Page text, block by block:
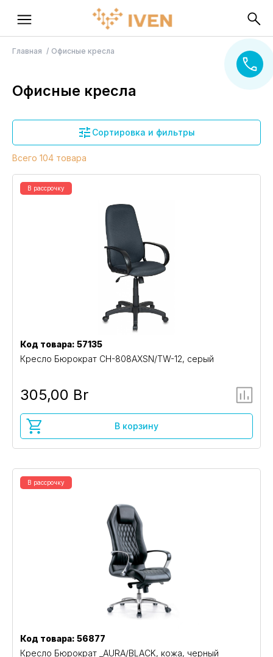
Главная Офисные кресла
Офисные кресла
Сортировка и фильтры
Всего 104 товара
В рассрочку
Код товара: 57135
Кресло Бюрократ CH-808AXSN/TW-12, серый
305,00 Br
В корзину
В рассрочку
Код товара: 56877
Кресло Бюрократ _AURA/BLACK, кожа, черный